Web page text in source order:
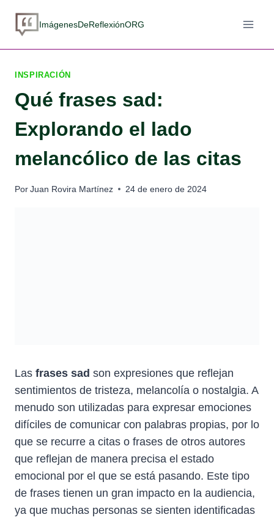
ImágenesDeReflexiónORG
INSPIRACIÓN
Qué frases sad:
Explorando el lado
melancólico de las citas
PorJuan Rovira Martínez 24 de enero de 2024
Las frases sad son expresiones que reflejan
sentimientos de tristeza, melancolía o nostalgia. A
menudo son utilizadas para expresar emociones
difíciles de comunicar con palabras propias, por lo
que se recurre a citas o frases de otros autores
que reflejan de manera precisa el estado
emocional por el que se está pasando. Este tipo
de frases tienen un gran impacto en la audiencia,
ya que muchas personas se sienten identificadas